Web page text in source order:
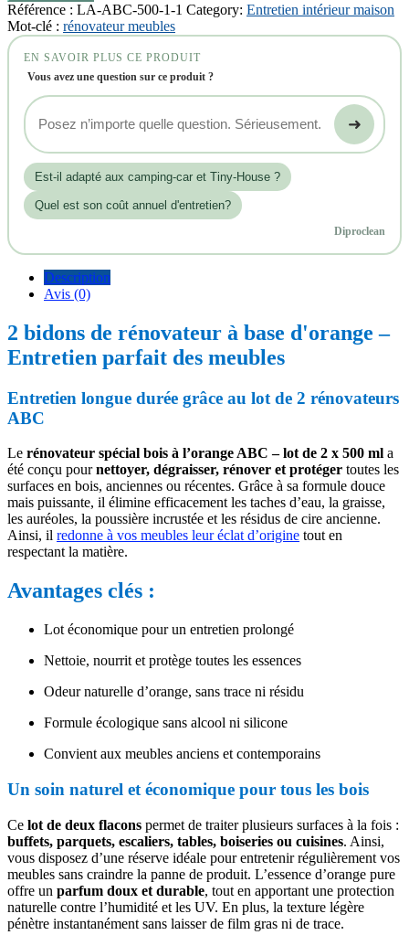
Référence : LA-ABC-500-1-1 Category: Entretien intérieur maison
Mot-clé : rénovateur meubles
EN SAVOIR PLUS CE PRODUIT
Vous avez une question sur ce produit ?
➜
Est‑il adapté aux camping-car et Tiny-House ?
Quel est son coût annuel d'entretien?
Diproclean
Description
Avis (0)
2 bidons de rénovateur à base d'orange –
Entretien parfait des meubles
Entretien longue durée grâce au lot de 2 rénovateurs
ABC
Le rénovateur spécial bois à l’orange ABC – lot de 2 x 500 ml a
été conçu pournettoyer, dégraisser, rénover et protéger toutes les
surfaces en bois, anciennes ou récentes. Grâce à sa formule douce
mais puissante, il élimine efficacement les taches d’eau, la graisse,
les auréoles, la poussière incrustée et les résidus de cire ancienne.
Ainsi, il redonne à vos meubles leur éclat d’origine tout en
respectant la matière.
Avantages clés :
Lot économique pour un entretien prolongé
Nettoie, nourrit et protège toutes les essences
Odeur naturelle d’orange, sans trace ni résidu
Formule écologique sans alcool ni silicone
Convient aux meubles anciens et contemporains
Un soin naturel et économique pour tous les bois
Ce lot de deux flacons permet de traiter plusieurs surfaces à la fois :
buffets, parquets, escaliers, tables, boiseries ou cuisines. Ainsi,
vous disposez d’une réserve idéale pour entretenir régulièrement vos
meubles sans craindre la panne de produit. L’essence d’orange pure
offre un parfum doux et durable, tout en apportant une protection
naturelle contre l’humidité et les UV. En plus, la texture légère
pénètre instantanément sans laisser de film gras ni de trace.